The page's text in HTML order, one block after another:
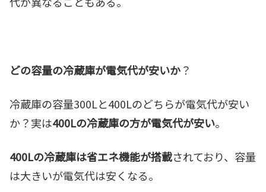
どの容量の冷蔵庫が電気代が安いか？
冷蔵庫の容量300Lと400Lのどちらが電気代が安い
か？実は400Lの冷蔵庫の方が電気代が安い。
400Lの冷蔵庫は省エネ機能が搭載されており、容量
は大きいが電気代は安くなる。